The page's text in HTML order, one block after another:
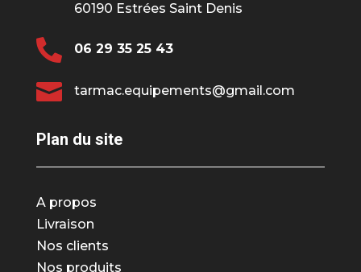
60190 Estrées Saint Denis
 06 29 35 25 43
 tarmac.equipements@gmail.com
Plan du site
A propos
Livraison
Nos clients
Nos produits